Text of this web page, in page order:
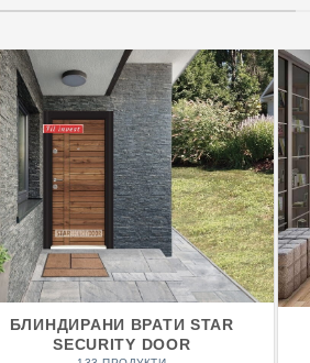
БЛИНДИРАНИ ВРАТИ STAR
SECURITY DOOR